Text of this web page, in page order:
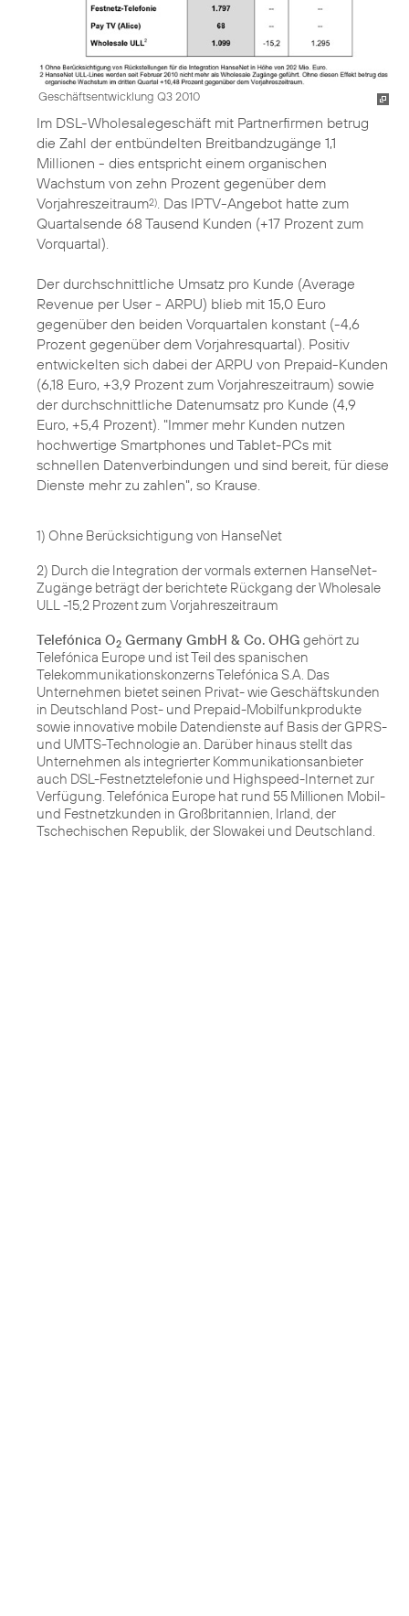
Geschäftsentwicklung Q3 2010
Im DSL-Wholesalegeschäft mit Partnerfirmen betrug
die Zahl der entbündelten Breitbandzugänge 1,1
Millionen - dies entspricht einem organischen
Wachstum von zehn Prozent gegenüber dem
Vorjahreszeitraum2) . Das IPTV-Angebot hatte zum
Quartalsende 68 Tausend Kunden (+17 Prozent zum
Vorquartal).
Der durchschnittliche Umsatz pro Kunde (Average
Revenue per User - ARPU) blieb mit 15,0 Euro
gegenüber den beiden Vorquartalen konstant (-4,6
Prozent gegenüber dem Vorjahresquartal). Positiv
entwickelten sich dabei der ARPU von Prepaid-Kunden
(6,18 Euro, +3,9 Prozent zum Vorjahreszeitraum) sowie
der durchschnittliche Datenumsatz pro Kunde (4,9
Euro, +5,4 Prozent). "Immer mehr Kunden nutzen
hochwertige Smartphones und Tablet-PCs mit
schnellen Datenverbindungen und sind bereit, für diese
Dienste mehr zu zahlen", so Krause.
1) Ohne Berücksichtigung von HanseNet
2) Durch die Integration der vormals externen HanseNet-
Zugänge beträgt der berichtete Rückgang der Wholesale
ULL -15,2 Prozent zum Vorjahreszeitraum
Telefónica O2 Germany GmbH & Co. OHG gehört zu
Telefónica Europe und ist Teil des spanischen
Telekommunikationskonzerns Telefónica S.A. Das
Unternehmen bietet seinen Privat- wie Geschäftskunden
in Deutschland Post- und Prepaid-Mobilfunkprodukte
sowie innovative mobile Datendienste auf Basis der GPRS-
und UMTS-Technologie an. Darüber hinaus stellt das
Unternehmen als integrierter Kommunikationsanbieter
auch DSL-Festnetztelefonie und Highspeed-Internet zur
Verfügung. Telefónica Europe hat rund 55 Millionen Mobil-
und Festnetzkunden in Großbritannien, Irland, der
Tschechischen Republik, der Slowakei und Deutschland.